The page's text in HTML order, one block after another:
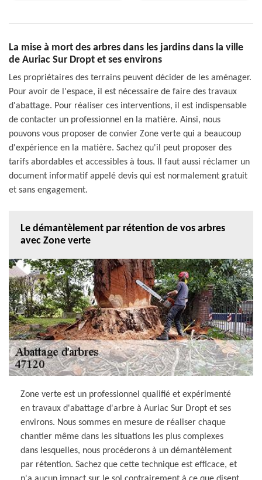
La mise à mort des arbres dans les jardins dans la ville
de Auriac Sur Dropt et ses environs
Les propriétaires des terrains peuvent décider de les aménager.
Pour avoir de l'espace, il est nécessaire de faire des travaux
d'abattage. Pour réaliser ces interventions, il est indispensable
de contacter un professionnel en la matière. Ainsi, nous
pouvons vous proposer de convier Zone verte qui a beaucoup
d'expérience en la matière. Sachez qu'il peut proposer des
tarifs abordables et accessibles à tous. Il faut aussi réclamer un
document informatif appelé devis qui est normalement gratuit
et sans engagement.
Le démantèlement par rétention de vos arbres
avec Zone verte
Zone verte est un professionnel qualifié et expérimenté
en travaux d'abattage d'arbre à Auriac Sur Dropt et ses
environs. Nous sommes en mesure de réaliser chaque
chantier même dans les situations les plus complexes
dans lesquelles, nous procéderons à un démantèlement
par rétention. Sachez que cette technique est efficace, et